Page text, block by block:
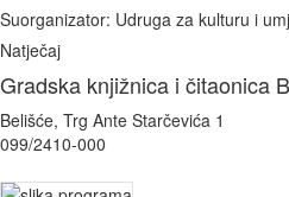
Suorganizator: Udruga za kulturu i
Natječaj
Gradska knjižnica i čitaonica
Belišće, Trg Ante Starčevića 1
099/2410-000